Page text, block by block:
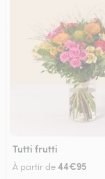
Tutti frutti
À partir de44€95